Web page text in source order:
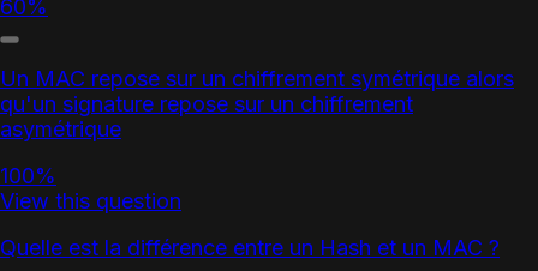
60%
Un MAC repose sur un chiffrement symétrique alors
qu'un signature repose sur un chiffrement
asymétrique
100%
View this question
Quelle est la différence entre un Hash et un MAC ?